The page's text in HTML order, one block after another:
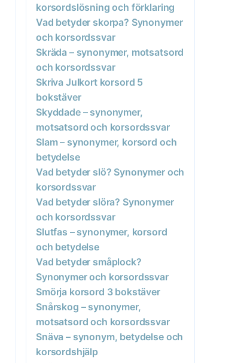
korsordslösning och förklaring
Vad betyder skorpa? Synonymer
och korsordssvar
Skräda – synonymer, motsatsord
och korsordssvar
Skriva Julkort korsord 5
bokstäver
Skyddade – synonymer,
motsatsord och korsordssvar
Slam – synonymer, korsord och
betydelse
Vad betyder slö? Synonymer och
korsordssvar
Vad betyder slöra? Synonymer
och korsordssvar
Slutfas – synonymer, korsord
och betydelse
Vad betyder småplock?
Synonymer och korsordssvar
Smörja korsord 3 bokstäver
Snårskog – synonymer,
motsatsord och korsordssvar
Snäva – synonym, betydelse och
korsordshjälp